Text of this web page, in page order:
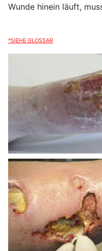
Wunde hinein läuft,
*SIEHE GLOSSAR